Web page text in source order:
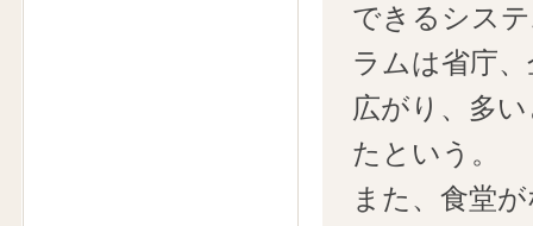
できるシス
ラムは省庁
広がり、多
たという。
また、食堂